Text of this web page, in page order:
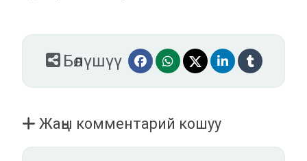
Бөлүшүү
Жаңы комментарий кошуу